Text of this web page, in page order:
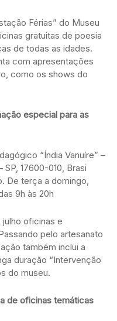
Férias” do Museu
gratuitas de poesia
de todas as idades.
com apresentações
como os shows do
especial para as
“Índia Vanuíre” –
SP, 17600-010, Brasi
De terça a domingo,
9h às 20h
oficinas e
pelo artesanato
também inclui a
duração “Intervenção
do museu.
de oficinas temáticas